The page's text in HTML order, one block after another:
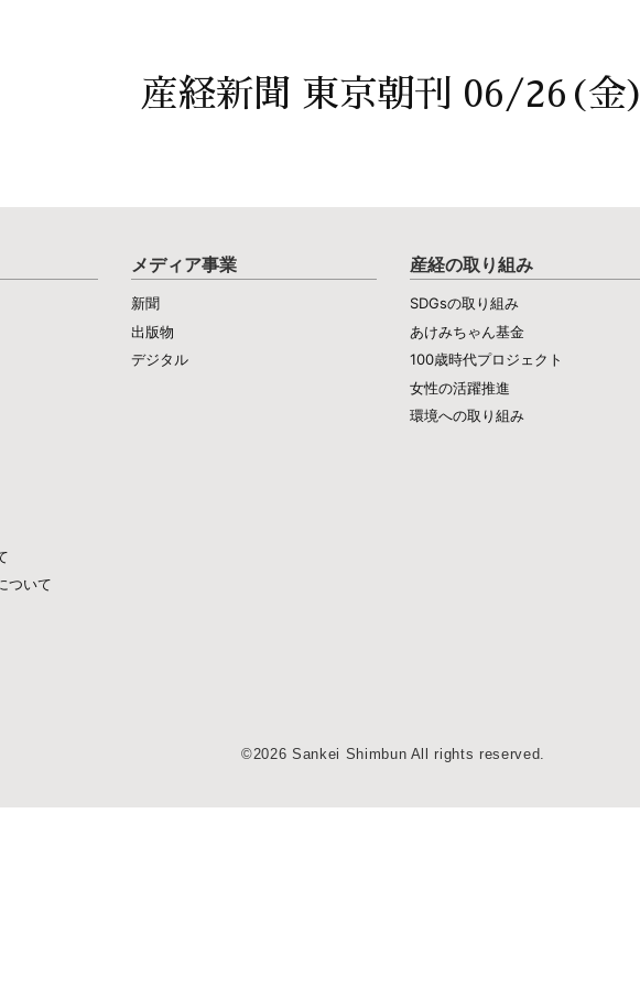
産経新聞 東京朝刊 06/26(金)
ついて
メディア事業
新聞
出版物
デジタル
産経の取り組み
SDGsの取り組み
あけみちゃん基金
100歳時代プロジェクト
女性の活躍推進
環境への取り組み
©2026 Sankei Shimbun All rights reserved.